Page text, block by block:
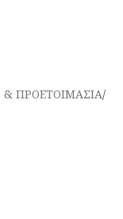
ΠΡΟΕΤΟΙΜΑΣΙΑ/